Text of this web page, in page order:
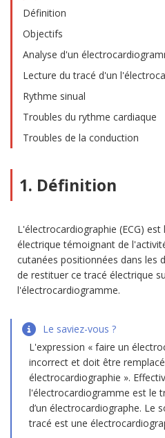
Définition
Objectifs
Analyse d'un
Lecture du tracé d'un
Rythme sinual
Troubles du rythme cardiaque
Troubles de la conduction
1. Définition
L'électrocardiographie (ECG)
électrique témoignant de
cutanées positionnées dans les
de restituer ce tracé électrique
l'électrocardiogramme.
Le saviez-vous ?
L'expression « faire un
incorrect et doit être
électrocardiographie ».
l'électrocardiogramme est le
d’un électrocardiographe. Le
tracé est une